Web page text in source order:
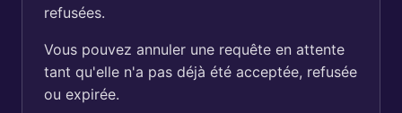
refusées.
Vous pouvez annuler une requête en attente
tant qu'elle n'a pas déjà été acceptée, refusée
ou expirée.